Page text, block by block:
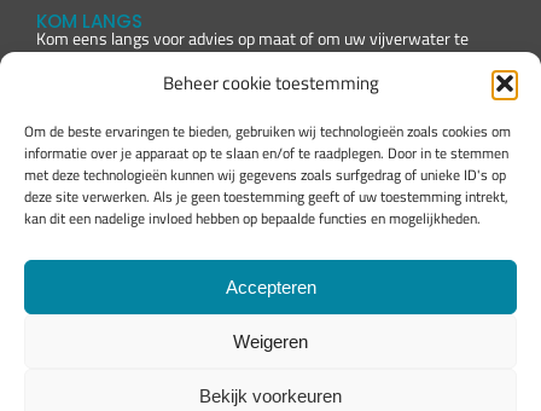
Beheer cookie toestemming
Om de beste ervaringen te bieden, gebruiken wij technologieën zoals cookies om
informatie over je apparaat op te slaan en/of te raadplegen. Door in te stemmen
met deze technologieën kunnen wij gegevens zoals surfgedrag of unieke ID's op
deze site verwerken. Als je geen toestemming geeft of uw toestemming intrekt,
kan dit een nadelige invloed hebben op bepaalde functies en mogelijkheden.
Accepteren
Weigeren
Bekijk voorkeuren
KOM LANGS
Kom eens langs voor advies op maat of om uw vijverwater te